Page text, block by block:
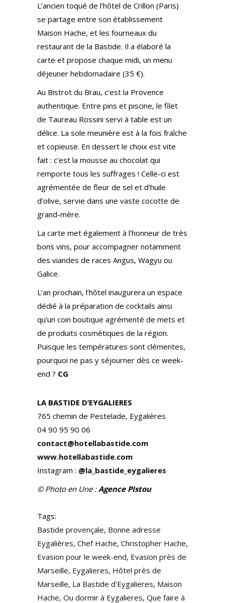
L’ancien toqué de l’hôtel de Crillon (Paris)
se partage entre son établissement
Maison Hache, et les fourneaux du
restaurant de la Bastide. Il a élaboré la
carte et propose chaque midi, un menu
déjeuner hebdomadaire (35 €).
Au Bistrot du Brau, c’est la Provence
authentique. Entre pins et piscine, le filet
de Taureau Rossini servi à table est un
délice. La sole meunière est à la fois fraîche
et copieuse. En dessert le choix est vite
fait : c’est la mousse au chocolat qui
remporte tous les suffrages ! Celle-ci est
agrémentée de fleur de sel et d’huile
d’olive, servie dans une vaste cocotte de
grand-mère.
La carte met également à l’honneur de très
bons vins, pour accompagner notamment
des viandes de races Angus, Wagyu ou
Galice.
L’an prochain, l’hôtel inaugurera un espace
dédié à la préparation de cocktails ainsi
qu’un coin boutique agrémenté de mets et
de produits cosmétiques de la région.
Puisque les températures sont clémentes,
pourquoi ne pas y séjourner dès ce week-
end ? CG
LA BASTIDE D’EYGALIERES
765 chemin de Pestelade, Eygalières
04 90 95 90 06
contact@hotellabastide.com
www.hotellabastide.com
Instagram : @la_bastide_eygalieres
© Photo en Une :Agence PIstou
Tags:
Bastide provençale, Bonne adresse
Eygalières, Chef Hache, Christopher Hache,
Evasion pour le week-end, Evasion près de
Marseille, Eygalieres, Hôtel près de
Marseille, La Bastide d'Eygalieres, Maison
Hache, Ou dormir à Eygalieres, Que faire à